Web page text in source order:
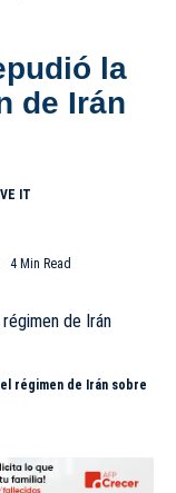
la
de Irán
4 Min Read
régimen de Irán sobre